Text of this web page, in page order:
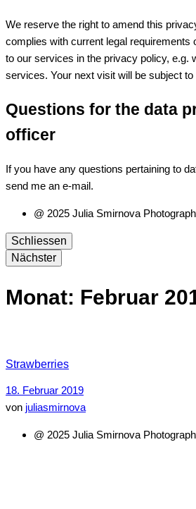
We reserve the right to amend this
complies with current legal requirements
to our services in the privacy policy, e.g.
services. Your next visit will be subject
Questions for the data
officer
If you have any questions pertaining to
send me an e-mail.
@ 2025 Julia Smirnova
Schliessen
Nächster
Monat: Februar
Strawberries
18. Februar 2019
von juliasmirnova
@ 2025 Julia Smirnova